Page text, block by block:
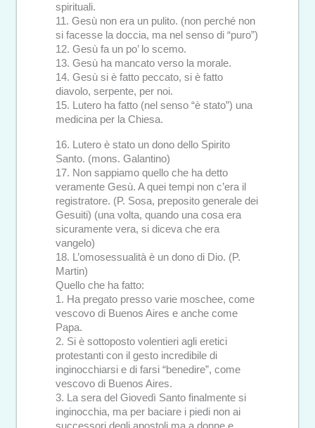
spirituali.
11. Gesù non era un pulito. (non perché non
si facesse la doccia, ma nel senso di “puro”)
12. Gesù fa un po’ lo scemo.
13. Gesù ha mancato verso la morale.
14. Gesù si è fatto peccato, si è fatto
diavolo, serpente, per noi.
15. Lutero ha fatto (nel senso “è stato”) una
medicina per la Chiesa.
16. Lutero è stato un dono dello Spirito
Santo. (mons. Galantino)
17. Non sappiamo quello che ha detto
veramente Gesù. A quei tempi non c’era il
registratore. (P. Sosa, preposito generale dei
Gesuiti) (una volta, quando una cosa era
sicuramente vera, si diceva che era
vangelo)
18. L’omosessualità è un dono di Dio. (P.
Martin)
Quello che ha fatto:
1. Ha pregato presso varie moschee, come
vescovo di Buenos Aires e anche come
Papa.
2. Si è sottoposto volentieri agli eretici
protestanti con il gesto incredibile di
inginocchiarsi e di farsi “benedire”, come
vescovo di Buenos Aires.
3. La sera del Giovedì Santo finalmente si
inginocchia, ma per baciare i piedi non ai